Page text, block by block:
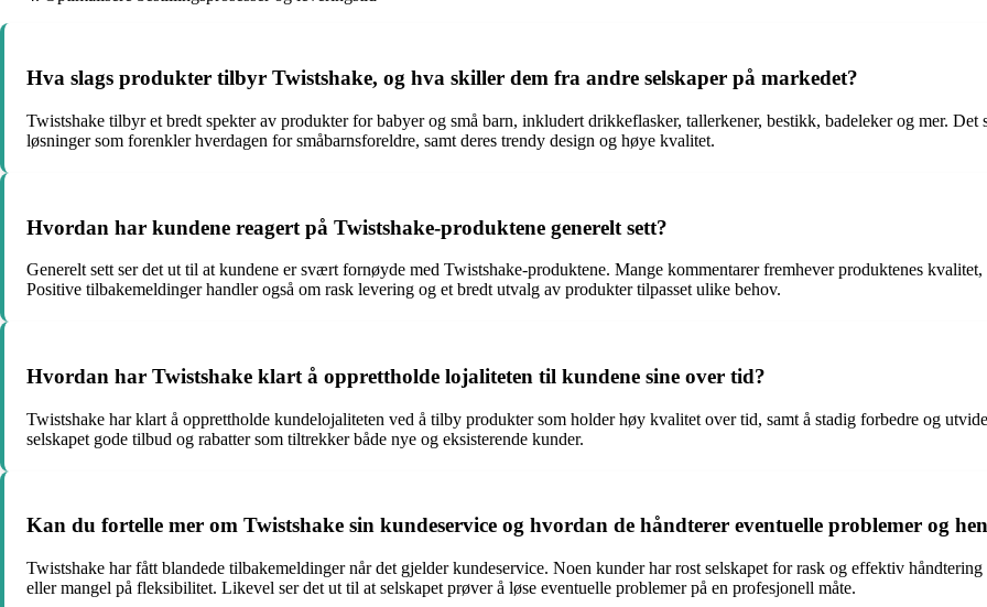
Hva slags produkter tilbyr Twistshake, og hva skiller dem fra andre selskaper på markedet?
Twistshake tilbyr et bredt spekter av produkter for babyer og små barn, inkludert drikkeflasker, tallerkener, bestikk, badeleker og mer. Det
løsninger som forenkler hverdagen for småbarnsforeldre, samt deres trendy design og høye kvalitet.
Hvordan har kundene reagert på Twistshake-produktene generelt sett?
Generelt sett ser det ut til at kundene er svært fornøyde med Twistshake-produktene. Mange kommentarer fremhever produktenes
Positive tilbakemeldinger handler også om rask levering og et bredt utvalg av produkter tilpasset ulike behov.
Hvordan har Twistshake klart å opprettholde lojaliteten til kundene sine over tid?
Twistshake har klart å opprettholde kundelojaliteten ved å tilby produkter som holder høy kvalitet over tid, samt å stadig forbedre og
selskapet gode tilbud og rabatter som tiltrekker både nye og eksisterende kunder.
Kan du fortelle mer om Twistshake sin kundeservice og hvordan de håndterer eventuelle problemer og
Twistshake har fått blandede tilbakemeldinger når det gjelder kundeservice. Noen kunder har rost selskapet for rask og effektiv
eller mangel på fleksibilitet. Likevel ser det ut til at selskapet prøver å løse eventuelle problemer på en profesjonell måte.